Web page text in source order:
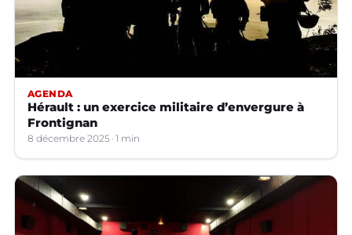
AGENDA
Hérault : un exercice militaire d’envergure à
Frontignan
8 décembre 2025 1 min